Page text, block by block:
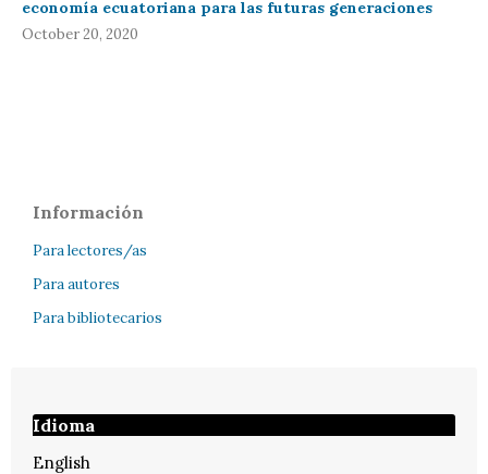
economía ecuatoriana para las futuras generaciones
October 20, 2020
Información
Para lectores/as
Para autores
Para bibliotecarios
Idioma
English